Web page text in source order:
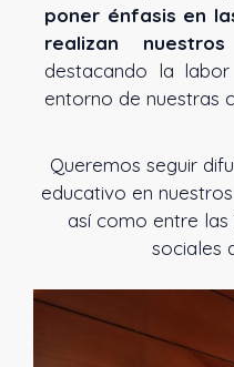
poner énfasis en
realizan
destacando la
entorno de nuestras
Queremos seguir
educativo en
así como entre las
sociales